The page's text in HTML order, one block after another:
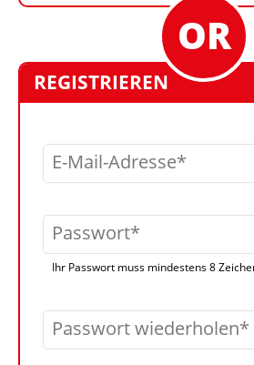
REGISTRIEREN
E-Mail-Adresse
Passwort
Ihr Passwort muss mindestens 8
Passwort wiederholen